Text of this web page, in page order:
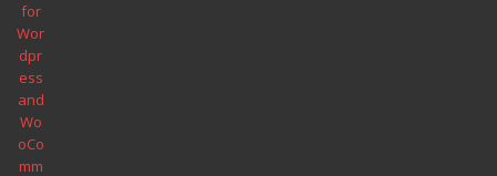
Ernährungsberatung Wien © 2022 Alle Rechte vorbehalten novumMED